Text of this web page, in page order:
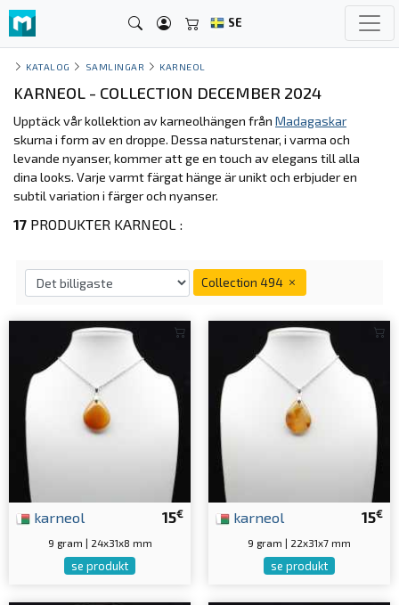
SE
KATALOG SAMLINGAR KARNEOL
KARNEOL - COLLECTION DECEMBER 2024
Upptäck vår kollektion av karneolhängen från Madagaskar
skurna i form av en droppe. Dessa naturstenar, i varma och
levande nyanser, kommer att ge en touch av elegans till alla
dina looks. Varje varmt färgat hänge är unikt och erbjuder en
subtil variation i färger och nyanser.
17 PRODUKTER KARNEOL :
Collection 494
15€
karneol
9 gram | 24x31x8 mm
se produkt
15€
karneol
9 gram | 22x31x7 mm
se produkt